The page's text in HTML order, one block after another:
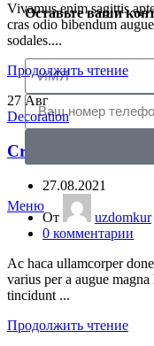
Оставьте ваши
Меню
Vivamus enim sagittis
cras odio bibendum
sodales....
Продолжить чтение
27 Авг
Decoration
Creative water
27.08.2021
От
uzdomkur
0 комментарии
Ac haca ullamcorper
varius per a augue
tincidunt ...
Продолжить чтение